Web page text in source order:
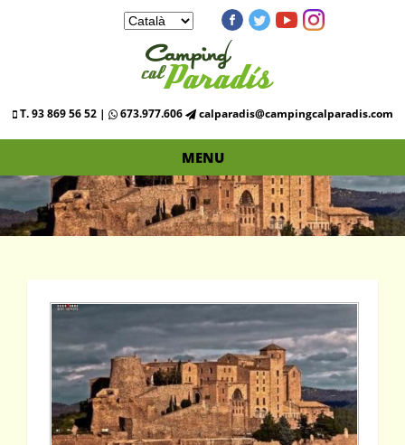
T. 93 869 56 52 | 673.977.606 calparadis@campingcalparadis.com
MENU